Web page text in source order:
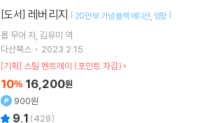
[도서] 레버리지 [ 20만 부 기념 블랙 에디션 양장]
롭 무어 저 김유미 역
다산북스
2023.2.15.
[기획] 스틸 펜트레이 (포인트 차감)
10% 16,200원
900원
9.1 (428)